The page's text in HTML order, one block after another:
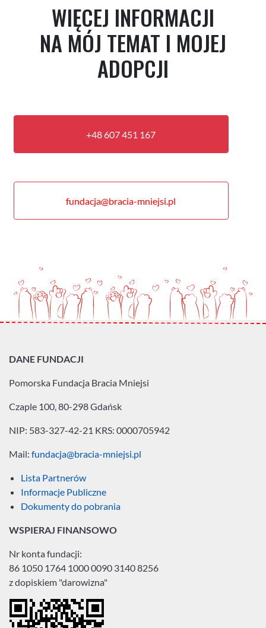
WIĘCEJ INFORMACJI
NA MÓJ TEMAT I MOJEJ
ADOPCJI
+48 607 451 167
fundacja@bracia-mniejsi.pl
DANE FUNDACJI
Pomorska Fundacja Bracia Mniejsi
Czaple 100, 80-298 Gdańsk
NIP: 583-327-42-21 KRS: 0000705942
Mail: fundacja@bracia-mniejsi.pl
Lista Partnerów
Informacje Publiczne
Dokumenty do pobrania
WSPIERAJ FINANSOWO
Nr konta fundacji:
86 1050 1764 1000 0090 3140 8256
z dopiskiem "darowizna"